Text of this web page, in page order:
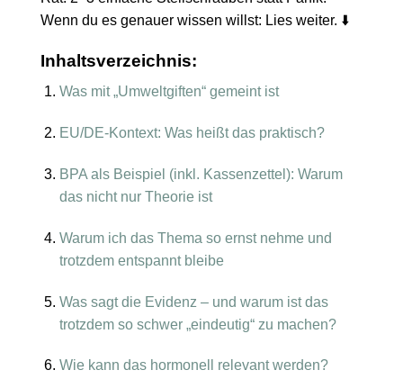
Wenn du es genauer wissen willst: Lies weiter. ⬇️
Inhaltsverzeichnis:
Was mit „Umweltgiften“ gemeint ist
EU/DE-Kontext: Was heißt das praktisch?
BPA als Beispiel (inkl. Kassenzettel): Warum
das nicht nur Theorie ist
Warum ich das Thema so ernst nehme und
trotzdem entspannt bleibe
Was sagt die Evidenz – und warum ist das
trotzdem so schwer „eindeutig“ zu machen?
Wie kann das hormonell relevant werden?